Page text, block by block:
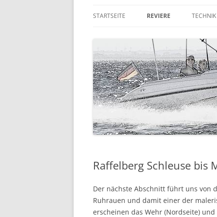
STARTSEITE REVIERE
DER NIEDERRHEIN
KORFU
TECHNIK
TRAILER
GPS &
Raffelberg Schleuse
Der nächste Abschnitt führt uns von
Ruhrauen und damit einer der
erscheinen das Wehr (Nordseite) und